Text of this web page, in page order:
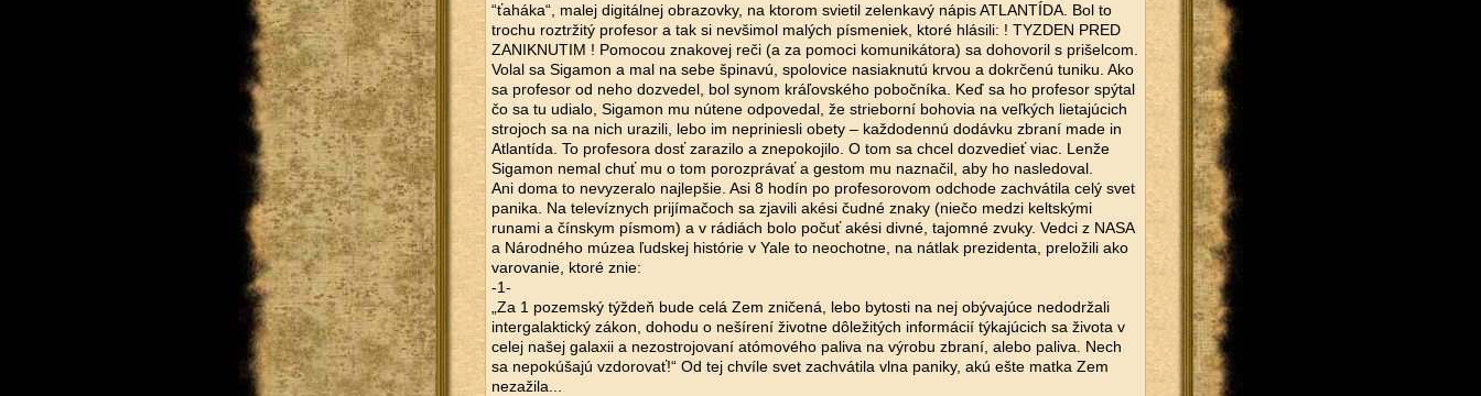
“ťaháka“, malej digitálnej obrazovky, na ktorom svietil zelenkavý nápis ATLANTÍDA. Bol to
trochu roztržitý profesor a tak si nevšimol malých písmeniek, ktoré hlásili: ! TYZDEN PRED
ZANIKNUTIM ! Pomocou znakovej reči (a za pomoci komunikátora) sa dohovoril s prišelcom.
Volal sa Sigamon a mal na sebe špinavú, spolovice nasiaknutú krvou a dokrčenú tuniku. Ako
sa profesor od neho dozvedel, bol synom kráľovského pobočníka. Keď sa ho profesor spýtal
čo sa tu udialo, Sigamon mu nútene odpovedal, že strieborní bohovia na veľkých lietajúcich
strojoch sa na nich urazili, lebo im nepriniesli obety – každodennú dodávku zbraní made in
Atlantída. To profesora dosť zarazilo a znepokojilo. O tom sa chcel dozvedieť viac. Lenže
Sigamon nemal chuť mu o tom porozprávať a gestom mu naznačil, aby ho nasledoval.
Ani doma to nevyzeralo najlepšie. Asi 8 hodín po profesorovom odchode zachvátila celý svet
panika. Na televíznych prijímačoch sa zjavili akési čudné znaky (niečo medzi keltskými
runami a čínskym písmom) a v rádiách bolo počuť akési divné, tajomné zvuky. Vedci z NASA
a Národného múzea ľudskej histórie v Yale to neochotne, na nátlak prezidenta, preložili ako
varovanie, ktoré znie:
-1-
„Za 1 pozemský týždeň bude celá Zem zničená, lebo bytosti na nej obývajúce nedodržali
intergalaktický zákon, dohodu o nešírení životne dôležitých informácií týkajúcich sa života v
celej našej galaxii a nezostrojovaní atómového paliva na výrobu zbraní, alebo paliva. Nech
sa nepokúšajú vzdorovať!“ Od tej chvíle svet zachvátila vlna paniky, akú ešte matka Zem
nezažila...